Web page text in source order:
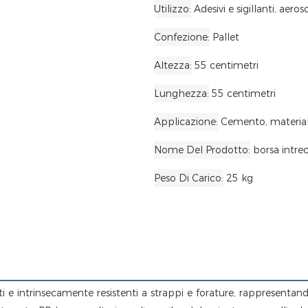
Utilizzo Adesivi e sigillanti,
Confezione Pallet
Altezza 55 centimetri
Lunghezza 55 centimetri
Applicazione Cemento,
Nome Del Prodotto borsa
Peso Di Carico 25 kg